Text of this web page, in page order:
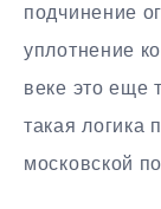
подчинение
уплотнение
веке это еще
такая логика
московской